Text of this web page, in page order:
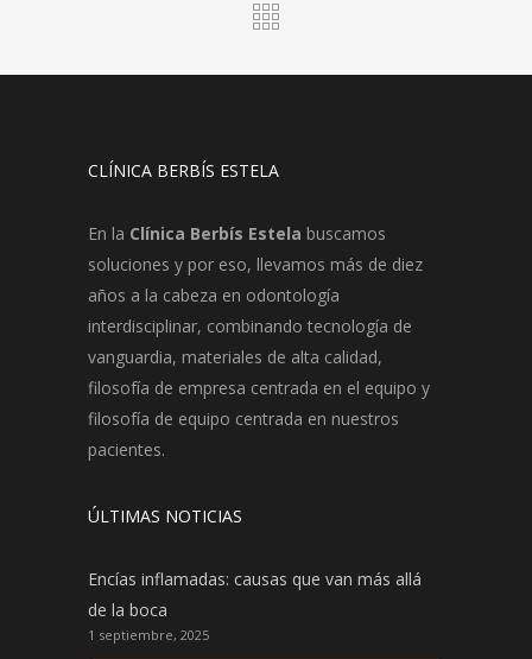
CLÍNICA BERBÍS ESTELA
En la Clínica Berbís Estela buscamos
soluciones y por eso, llevamos más de diez
años a la cabeza en odontología
interdisciplinar, combinando tecnología de
vanguardia, materiales de alta calidad,
filosofía de empresa centrada en el equipo y
filosofía de equipo centrada en nuestros
pacientes.
ÚLTIMAS NOTICIAS
Encías inflamadas: causas que van más allá
de la boca
1 septiembre, 2025